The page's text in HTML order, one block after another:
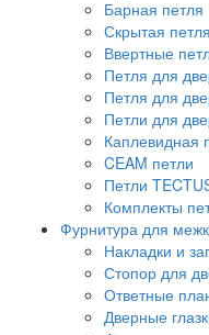
Барная петля
Скрытая петля
Ввертные
Петля для
Петля для
Петли для
Каплевидная
CEAM петли
Петли
Комплекты
Фурнитура для
Накладки и
Стопор для
Ответные
Дверные